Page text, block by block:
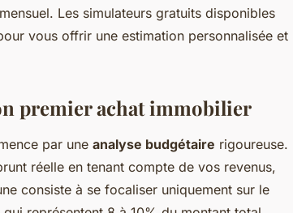
Les simulateurs gratuits disponibles
vous offrir une estimation personnalisée et
premier achat immobilier
par une analyse budgétaire rigoureuse.
réelle en tenant compte de vos revenus,
consiste à se focaliser uniquement sur le